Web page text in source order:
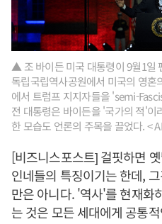
▲ 조 바이든 미국 대통령이 9월1일
독립국립역사공원에서 미국의 영혼
에서 트럼프 지지자들을 'semi-
전 대통령은 바이든을 '국가의 적'이
한 모습도 언론의 주목을 끌었다. <
[비즈니스포스트] 걸핏하면
인네들의 특징이기는 한데,
만은 아니다. '역사'를 현재화
는 것은 모든 세대에게 공통